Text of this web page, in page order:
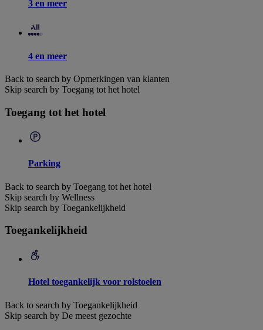
3 en meer
4 en meer
Back to search by Opmerkingen van klanten
Skip search by Toegang tot het hotel
Toegang tot het hotel
Parking
Back to search by Toegang tot het hotel
Skip search by Wellness
Skip search by Toegankelijkheid
Toegankelijkheid
Hotel toegankelijk voor rolstoelen
Back to search by Toegankelijkheid
Skip search by De meest gezochte